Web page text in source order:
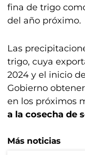
fina de trigo
del año próximo.
Las
trigo, cuya
2024 y el inicio
Gobierno
en los próximos
a la cosecha de
Más noticias